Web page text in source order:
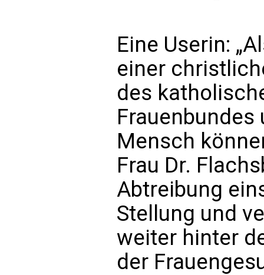
Eine Userin:
einer
des
Mensch
Frau Dr.
Abtreibung
Stellung und
weiter hinter
der